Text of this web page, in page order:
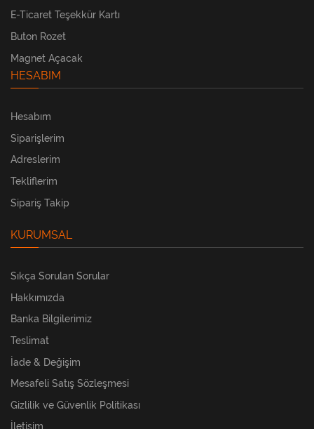
E-Ticaret Teşekkür Kartı
Buton Rozet
Magnet Açacak
HESABIM
Hesabım
Siparişlerim
Adreslerim
Tekliflerim
Sipariş Takip
KURUMSAL
Sıkça Sorulan Sorular
Hakkımızda
Banka Bilgilerimiz
Teslimat
İade & Değişim
Mesafeli Satış Sözleşmesi
Gizlilik ve Güvenlik Politikası
İletişim